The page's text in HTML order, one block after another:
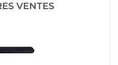
VENTES